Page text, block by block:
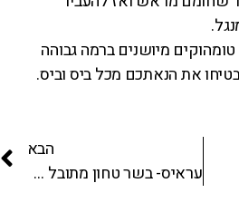
מיושנים ברמה גבוהה
את הנאתכם מכל ביס וביס.
הבא
עראיס- בשר טחון מתובל בפיתה על האש.